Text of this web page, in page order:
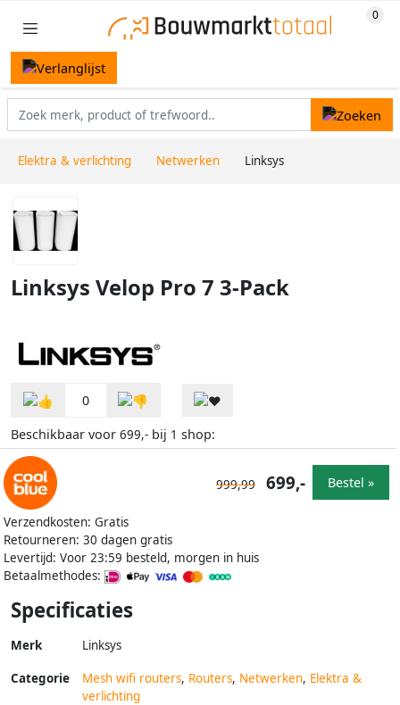
Elektra & verlichting Netwerken Linksys
Linksys Velop Pro 7 3-Pack
0
Beschikbaar voor 699,- bij 1 shop:
Verzendkosten: Gratis
Retourneren: 30 dagen gratis
Levertijd: Voor 23:59 besteld, morgen in huis
Betaalmethodes:
999,99 699,- Bestel »
Specificaties
Merk Linksys
Categorie Mesh wifi routers, Routers, Netwerken, Elektra &
verlichting